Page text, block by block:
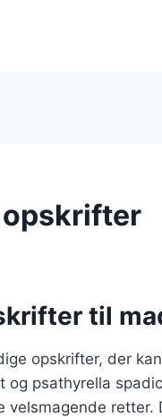
til
opskrifter, der
og psathyrella
retter.